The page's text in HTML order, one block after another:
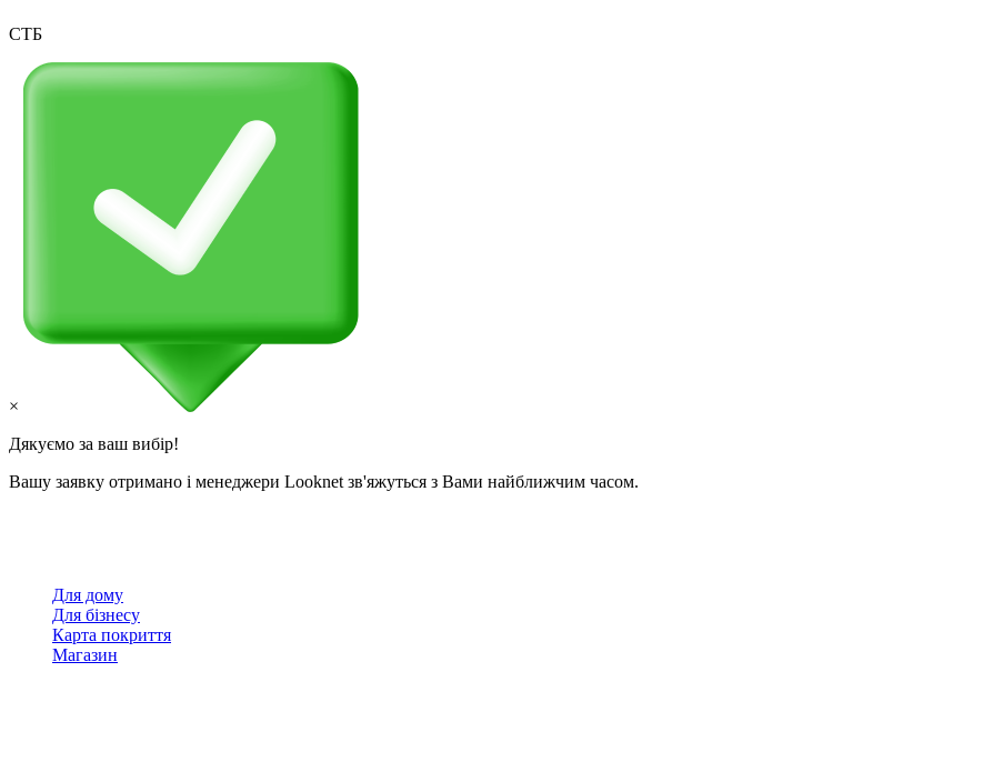
СТБ
×
Дякуємо за ваш вибір!
Вашу заявку отримано і менеджери Looknet зв'яжуться з Вами найближчим часом.
Для дому
Для бізнесу
Карта покриття
Магазин